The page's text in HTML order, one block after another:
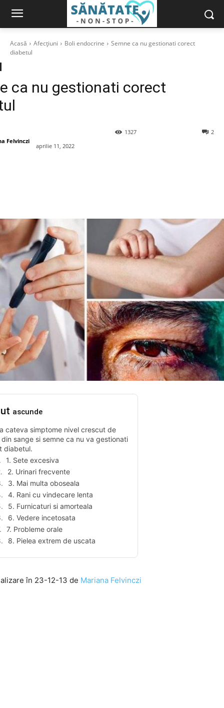
Acasă Afecțiuni Boli endocrine
Semne ca nu gestionati corect
diabetul
ca nu gestionati corect
Felvinczi
aprilie 11, 2022
2
1327
ascunde
cateva simptome nivel crescut de
sange si semne ca nu va gestionati
diabetul.
1. Sete excesiva
2. Urinari frecvente
3. Mai multa oboseala
4. Rani cu vindecare lenta
5. Furnicaturi si amorteala
6. Vedere incetosata
7. Probleme orale
8. Pielea extrem de uscata
în 23-12-13 de Mariana Felvinczi